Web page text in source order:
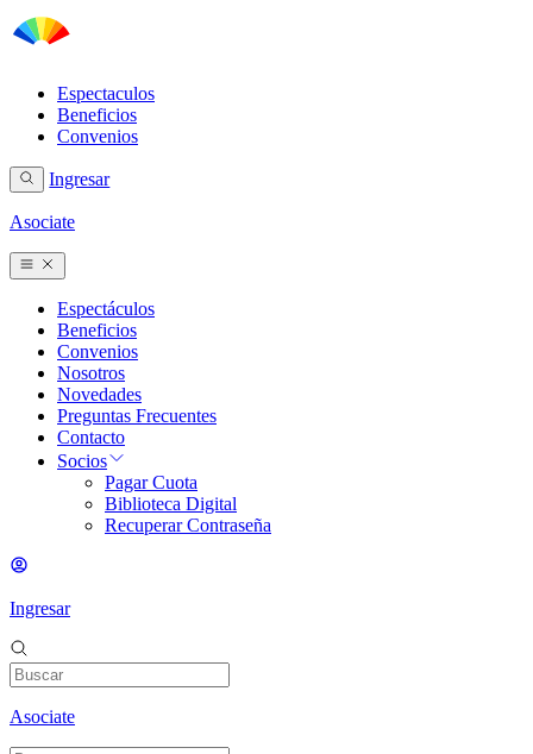
Espectaculos
Beneficios
Convenios
Ingresar
Asociate
Espectáculos
Beneficios
Convenios
Nosotros
Novedades
Preguntas Frecuentes
Contacto
Socios
Pagar Cuota
Biblioteca Digital
Recuperar Contraseña
Ingresar
Asociate